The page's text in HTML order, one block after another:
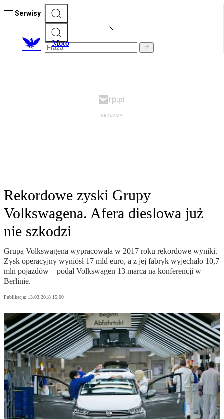
Serwisy
Moto
Rekordowe zyski Grupy
Volkswagena. Afera dieslowa już
nie szkodzi
Grupa Volkswagena wypracowała w 2017 roku rekordowe wyniki.
Zysk operacyjny wyniósł 17 mld euro, a z jej fabryk wyjechało 10,7
mln pojazdów – podał Volkswagen 13 marca na konferencji w
Berlinie.
Publikacja: 13.03.2018 15:00